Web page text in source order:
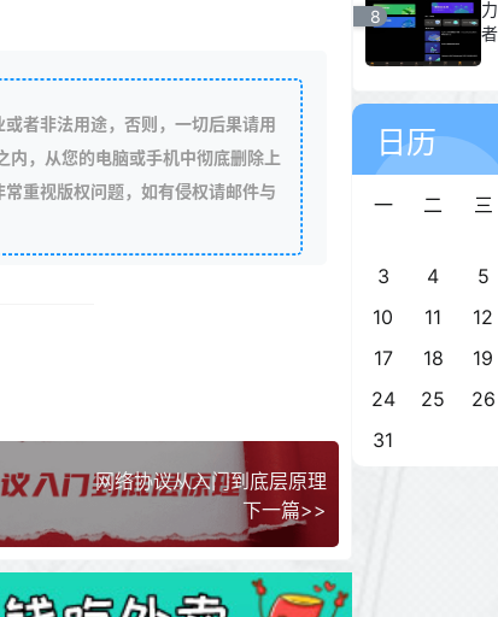
者非法用途，否则，一切后果请用
，从您的电脑或手机中彻底删除上
重视版权问题，如有侵权请邮件与
网络协议从入门到底层原理
下一篇>>
8
日历
一 二 三
3
4 5
10
11 12
17
18 19
24
25 26
31